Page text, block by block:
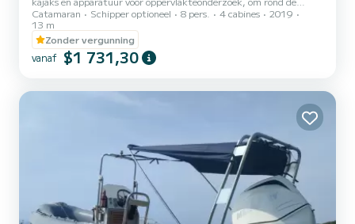
Hyères-eilanden (voornamelijk PORQUEROLLES) te varen, maar
ook gedurende meerdere dagen tussen CASSIS en CANNES
Catamaran Schipper optioneel 8 pers. 4 cabines
2019
13 m
Zonder vergunning
vanaf $1 731,30